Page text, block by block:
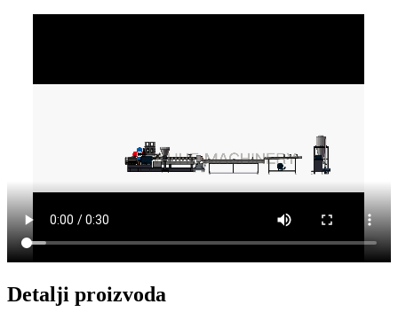
Detalji proizvoda